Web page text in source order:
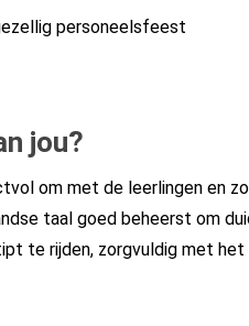
personeelsfeest
jou?
om met de leerlingen en
taal goed beheerst om
te rijden, zorgvuldig met